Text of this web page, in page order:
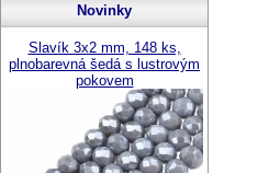
Novinky
Slavík 3x2 mm, 148 ks,
plnobarevná šedá s lustrovým
pokovem